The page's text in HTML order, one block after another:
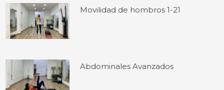
Movilidad de hombros 1-21
Abdominales Avanzados